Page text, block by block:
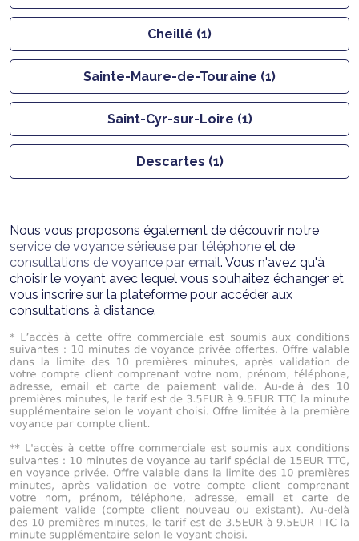
Cheillé (1)
Sainte-Maure-de-Touraine (1)
Saint-Cyr-sur-Loire (1)
Descartes (1)
Nous vous proposons également de découvrir notre
service de voyance sérieuse par téléphone et de
consultations de voyance par email. Vous n'avez qu'à
choisir le voyant avec lequel vous souhaitez échanger et
vous inscrire sur la plateforme pour accéder aux
consultations à distance.